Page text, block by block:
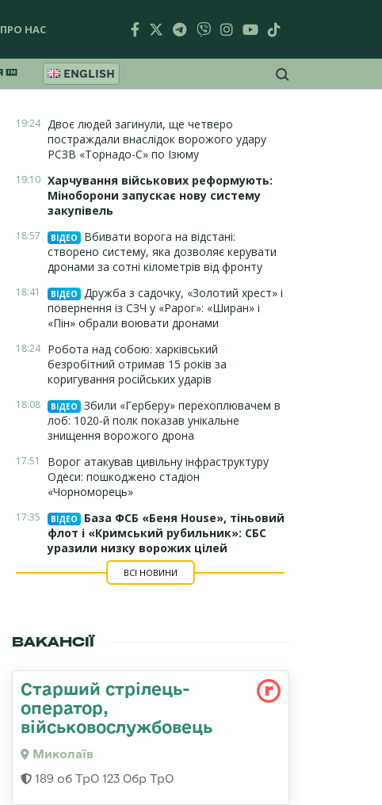
ПРО НАС
ENGLISH
19:24 Двоє людей загинули, ще четверо
постраждали внаслідок ворожого удару
РСЗВ «Торнадо-С» по Ізюму
19:10 Харчування військових реформують:
Міноборони запускає нову систему
закупівель
18:57 ВІДЕО
Вбивати ворога на відстані:
створено систему, яка дозволяє керувати
дронами за сотні кілометрів від фронту
18:41 ВІДЕО
Дружба з садочку, «Золотий хрест» і
повернення із СЗЧ у «Рарог»: «Ширан» і
«Пін» обрали воювати дронами
18:24 Робота над собою: харківський
безробітний отримав 15 років за
коригування російських ударів
18:08 ВІДЕО
Збили «Герберу» перехоплювачем в
лоб: 1020-й полк показав унікальне
знищення ворожого дрона
17:51
Ворог атакував цивільну інфраструктуру
Одеси: пошкоджено стадіон
«Чорноморець»
17:35 ВІДЕО
База ФСБ «Беня House», тіньовий
флот і «Кримський рубильник»: СБС
уразили низку ворожих цілей
ВСІ НОВИНИ
ВАКАНСІЇ
Старший стрілець-
оператор,
військовослужбовець
Миколаїв
189 об ТрО 123 Обр ТрО